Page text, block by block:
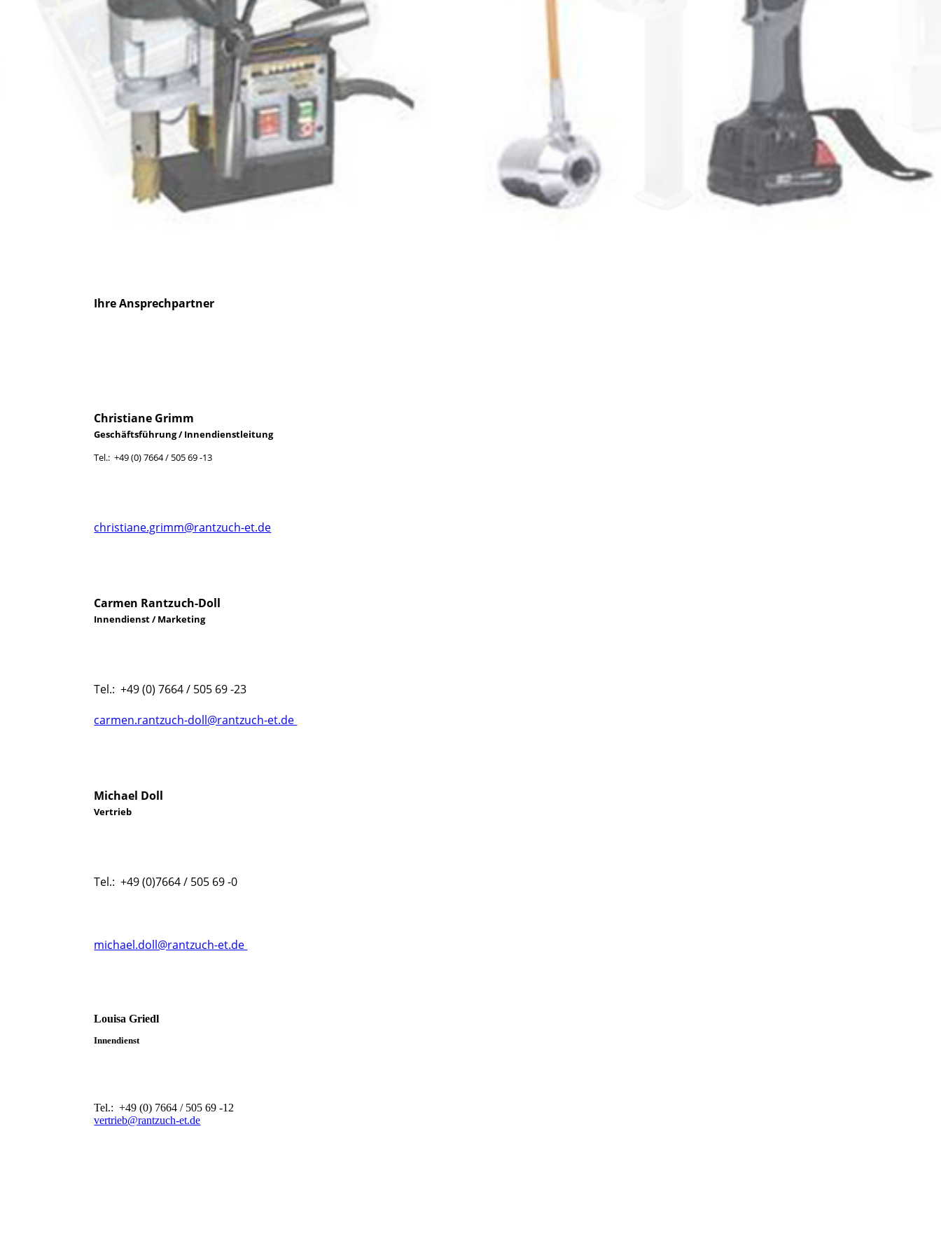
Ihre Ansprechpartner
Christiane Grimm
Geschäftsführung / Innendienstleitung
Tel.: +49 (0) 7664 / 505 69 -13
christiane.grimm@rantzuch-et.de
Carmen Rantzuch-Doll
Innendienst / Marketing
Tel.: +49 (0) 7664 / 505 69 -23
carmen.rantzuch-doll@rantzuch-et.de
Michael Doll
Vertrieb
Tel.: +49 (0)7664 / 505 69 -0
michael.doll@rantzuch-et.de
Louisa Griedl
Innendienst
Tel.: +49 (0) 7664 / 505 69 -12
vertrieb@rantzuch-et.de